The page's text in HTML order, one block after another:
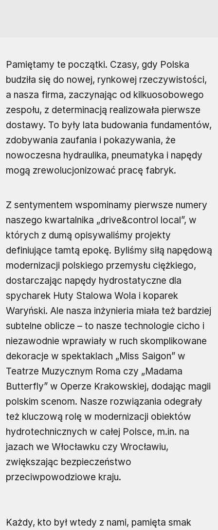
Pamiętamy te początki. Czasy, gdy Polska
budziła się do nowej, rynkowej rzeczywistości,
a nasza firma, zaczynając od kilkuosobowego
zespołu, z determinacją realizowała pierwsze
dostawy. To były lata budowania fundamentów,
zdobywania zaufania i pokazywania, że
nowoczesna hydraulika, pneumatyka i napędy
mogą zrewolucjonizować pracę fabryk.
Z sentymentem wspominamy pierwsze numery
naszego kwartalnika „drive&control local”, w
których z dumą opisywaliśmy projekty
definiujące tamtą epokę. Byliśmy siłą napędową
modernizacji polskiego przemysłu ciężkiego,
dostarczając napędy hydrostatyczne dla
spycharek Huty Stalowa Wola i koparek
Waryński. Ale nasza inżynieria miała też bardziej
subtelne oblicze – to nasze technologie cicho i
niezawodnie wprawiały w ruch skomplikowane
dekoracje w spektaklach „Miss Saigon” w
Teatrze Muzycznym Roma czy „Madama
Butterfly” w Operze Krakowskiej, dodając magii
polskim scenom. Nasze rozwiązania odegrały
też kluczową rolę w modernizacji obiektów
hydrotechnicznych w całej Polsce, m.in. na
jazach we Włocławku czy Wrocławiu,
zwiększając bezpieczeństwo
przeciwpowodziowe kraju.
Każdy, kto był wtedy z nami, pamięta smak